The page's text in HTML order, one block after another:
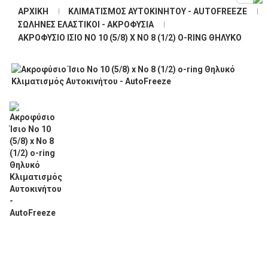
ΑΡΧΙΚΉ
ΚΛΙΜΑΤΙΣΜΌΣ ΑΥΤΟΚΙΝΉΤΟΥ - AUTOFREEZE
ΣΩΛΉΝΕΣ ΕΛΑΣΤΙΚΟΊ - ΑΚΡΟΦΎΣΙΑ
ΑΚΡΟΦΎΣΙΟ ΊΣΙΟ ΝΟ 10 (5/8) X ΝΟ 8 (1/2) O-RING ΘΗΛΥΚΌ